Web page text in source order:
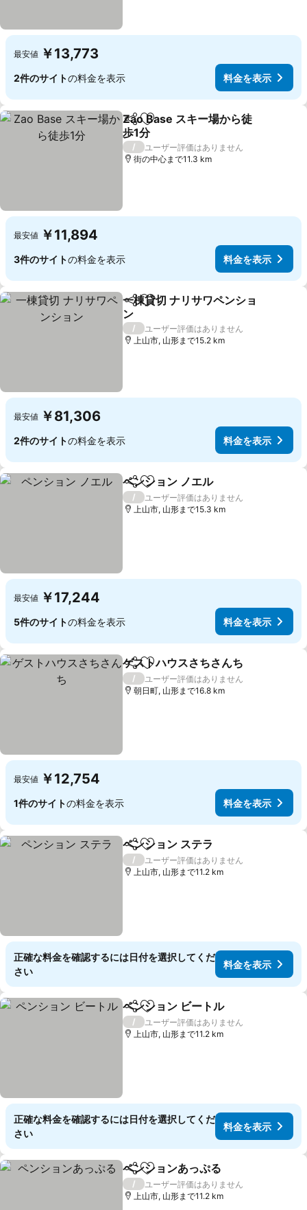
最安値 ￥13,773
2件のサイトの料金を表示 料金を表示
シェアお気に入りに追加
Zao Base スキー場から徒
歩1分
料金を表示
/
ユーザー評価はありません
街の中心まで11.3 km
最安値 ￥11,894
3件のサイトの料金を表示 料金を表示
シェアお気に入りに追加
一棟貸切 ナリサワペンショ
ン
料金を表示
/
ユーザー評価はありません
上山市, 山形まで15.2 km
最安値 ￥81,306
2件のサイトの料金を表示 料金を表示
シェアお気に入りに追加
ペンション ノエル
/
ユーザー評価はありません
上山市, 山形まで15.3 km
最安値 ￥17,244
5件のサイトの料金を表示 料金を表示
シェアお気に入りに追加
ゲストハウスさちさんち
/
ユーザー評価はありません
朝日町, 山形まで16.8 km
最安値 ￥12,754
1件のサイトの料金を表示 料金を表示
シェアお気に入りに追加
ペンション ステラ
/
ユーザー評価はありません
上山市, 山形まで11.2 km
正確な料金を確認するには日付を選択してくだ
さい
料金を表示
シェアお気に入りに追加
ペンション ビートル
/
ユーザー評価はありません
上山市, 山形まで11.2 km
正確な料金を確認するには日付を選択してくだ
さい
料金を表示
シェアお気に入りに追加
ペンションあっぷる
/
ユーザー評価はありません
上山市, 山形まで11.2 km